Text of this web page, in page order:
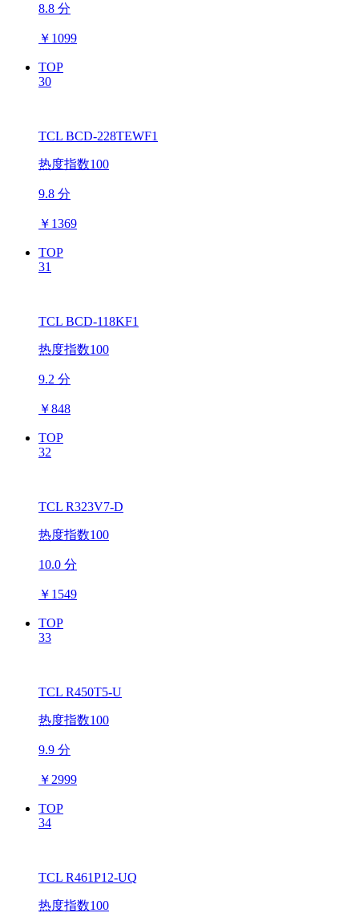
8.8 分
￥ 1099
TOP
30
TCL BCD-228TEWF1
热度指数100
9.8 分
￥ 1369
TOP
31
TCL BCD-118KF1
热度指数100
9.2 分
￥848
TOP
32
TCL R323V7-D
热度指数100
10.0 分
￥ 1549
TOP
33
TCL R450T5-U
热度指数100
9.9 分
￥ 2999
TOP
34
TCL R461P12-UQ
热度指数100